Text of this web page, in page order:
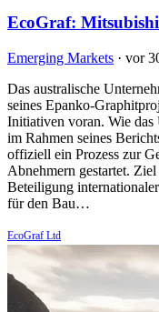
EcoGraf:
Emerging Markets · vor
Das australische
seines Epanko-
Initiativen voran. Wie das
im Rahmen seines
offiziell ein Prozess zur
Abnehmern gestartet.
Beteiligung
für den Bau…
EcoGraf Ltd